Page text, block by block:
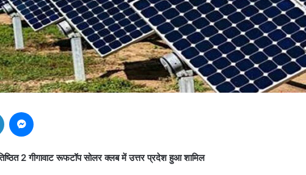
2 गीगावाट रूफटॉप सोलर क्लब में उत्तर प्रदेश हुआ शामिल